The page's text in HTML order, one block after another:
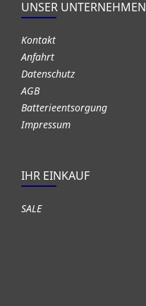
UNSER UNTERNEHMEN
Kontakt
Anfahrt
Datenschutz
AGB
Batterieentsorgung
Impressum
IHR EINKAUF
SALE